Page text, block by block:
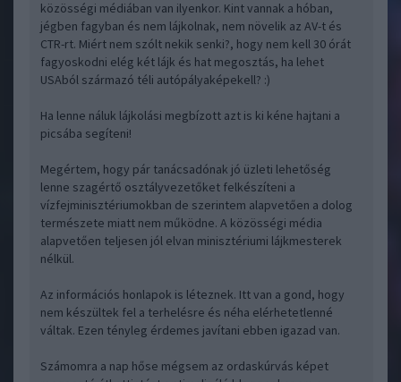
közösségi médiában van ilyenkor. Kint vannak a hóban,
jégben fagyban és nem lájkolnak, nem növelik az AV-t és
CTR-rt. Miért nem szólt nekik senki?, hogy nem kell 30 órát
fagyoskodni elég két lájk és hat megosztás, ha lehet
USAból származó téli autópályaképekell? :)
Ha lenne náluk lájkolási megbízott azt is ki kéne hajtani a
picsába segíteni!
Megértem, hogy pár tanácsadónak jó üzleti lehetőség
lenne szagértő osztályvezetőket felkészíteni a
vízfejminisztériumokban de szerintem alapvetően a dolog
természete miatt nem működne. A közösségi média
alapvetően teljesen jól elvan minisztériumi lájkmesterek
nélkül.
Az információs honlapok is léteznek. Itt van a gond, hogy
nem készültek fel a terhelésre és néha elérhetetlenné
váltak. Ezen tényleg érdemes javítani ebben igazad van.
Számomra a nap hőse mégsem az ordaskúrvás képet